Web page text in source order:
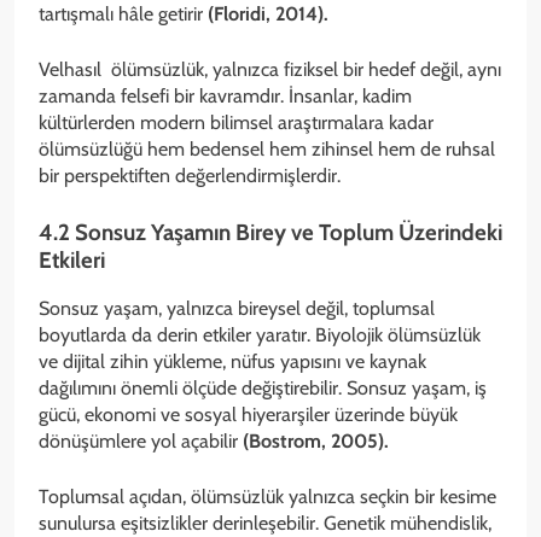
tartışmalı hâle getirir (Floridi, 2014).
Velhasıl ölümsüzlük, yalnızca fiziksel bir hedef değil, aynı
zamanda felsefi bir kavramdır. İnsanlar, kadim
kültürlerden modern bilimsel araştırmalara kadar
ölümsüzlüğü hem bedensel hem zihinsel hem de ruhsal
bir perspektiften değerlendirmişlerdir.
4.2 Sonsuz Yaşamın Birey ve Toplum Üzerindeki
Etkileri
Sonsuz yaşam, yalnızca bireysel değil, toplumsal
boyutlarda da derin etkiler yaratır. Biyolojik ölümsüzlük
ve dijital zihin yükleme, nüfus yapısını ve kaynak
dağılımını önemli ölçüde değiştirebilir. Sonsuz yaşam, iş
gücü, ekonomi ve sosyal hiyerarşiler üzerinde büyük
dönüşümlere yol açabilir (Bostrom, 2005).
Toplumsal açıdan, ölümsüzlük yalnızca seçkin bir kesime
sunulursa eşitsizlikler derinleşebilir. Genetik mühendislik,